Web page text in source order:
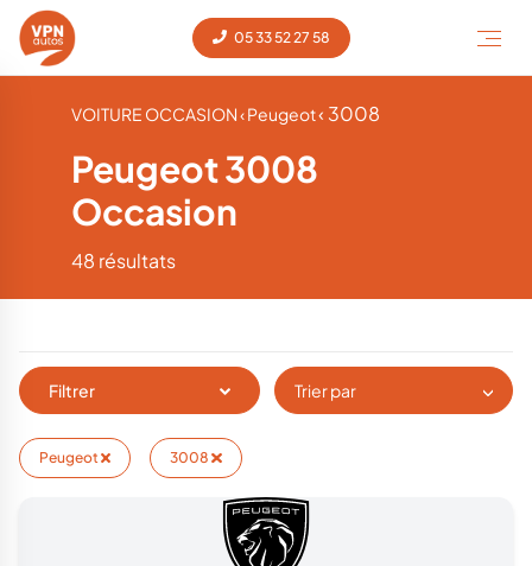
05 33 52 27 58
VOITURE OCCASION‹ Peugeot‹ 3008
Peugeot 3008
Occasion
48 résultats
Filtrer Trier par
Peugeot 3008